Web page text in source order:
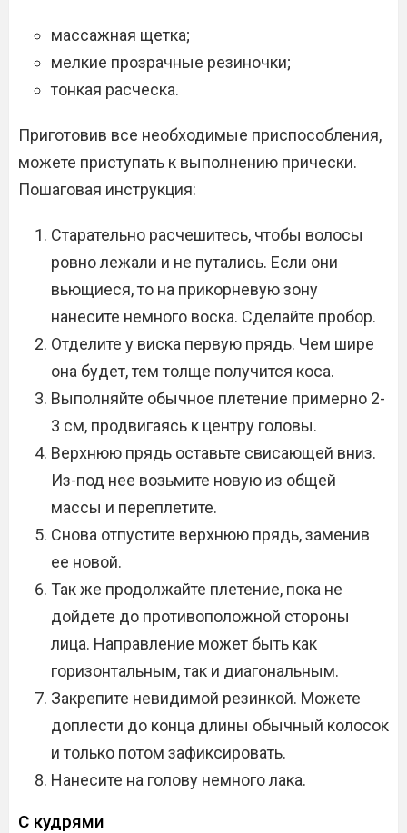
массажная щетка;
мелкие прозрачные резиночки;
тонкая расческа.
Приготовив все необходимые приспособления,
можете приступать к выполнению прически.
Пошаговая инструкция:
Старательно расчешитесь, чтобы волосы
ровно лежали и не путались. Если они
вьющиеся, то на прикорневую зону
нанесите немного воска. Сделайте пробор.
Отделите у виска первую прядь. Чем шире
она будет, тем толще получится коса.
Выполняйте обычное плетение примерно 2-
3 см, продвигаясь к центру головы.
Верхнюю прядь оставьте свисающей вниз.
Из-под нее возьмите новую из общей
массы и переплетите.
Снова отпустите верхнюю прядь, заменив
ее новой.
Так же продолжайте плетение, пока не
дойдете до противоположной стороны
лица. Направление может быть как
горизонтальным, так и диагональным.
Закрепите невидимой резинкой. Можете
доплести до конца длины обычный колосок
и только потом зафиксировать.
Нанесите на голову немного лака.
С кудрями